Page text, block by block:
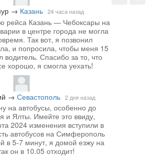
→ Казань 24 часа назад
рейса Казань — Чебоксары на
в центре города не могла
Так вот, я позвонил
и попросила, чтобы меня 15
водитель. Спасибо за то, что
хорошо, я смогла уехать!
→ Севастополь 2 дня назад
на автобусы, особенно до
и Ялты. Имейте это ввиду,
2024 изменения вступили в
автобусов на Симферополь
в 5-7 минут, я домой езжу на
он в 10.05 отходит!